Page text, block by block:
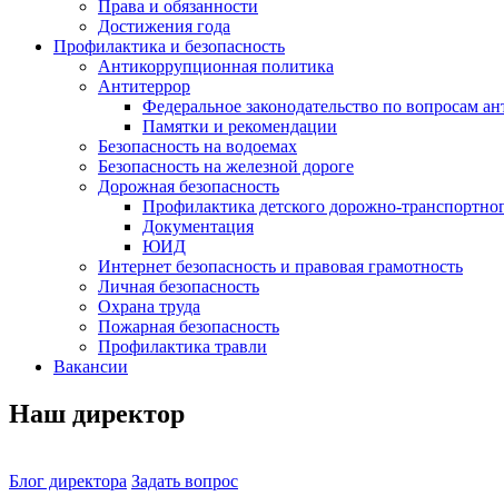
Права и обязанности
Достижения года
Профилактика и безопасность
Антикоррупционная политика
Антитеррор
Федеральное законодательство по вопросам
Памятки и рекомендации
Безопасность на водоемах
Безопасность на железной дороге
Дорожная безопасность
Профилактика детского дорожно-
Документация
ЮИД
Интернет безопасность и правовая грамотность
Личная безопасность
Охрана труда
Пожарная безопасность
Профилактика травли
Вакансии
Наш директор
Блог директора Задать вопрос